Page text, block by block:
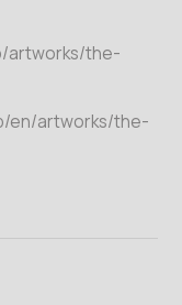
artworks/the-
en/artworks/the-